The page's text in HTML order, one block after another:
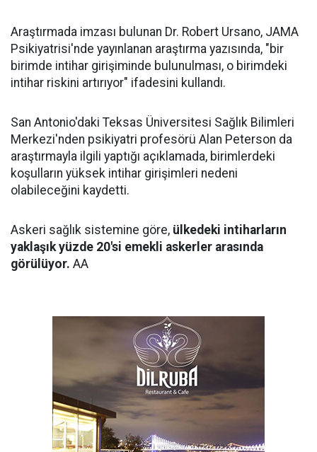
Araştırmada imzası bulunan Dr. Robert Ursano, JAMA
Psikiyatrisi'nde yayınlanan araştırma yazısında, "bir
birimde intihar girişiminde bulunulması, o birimdeki
intihar riskini artırıyor" ifadesini kullandı.
San Antonio'daki Teksas Üniversitesi Sağlık Bilimleri
Merkezi'nden psikiyatri profesörü Alan Peterson da
araştırmayla ilgili yaptığı açıklamada, birimlerdeki
koşulların yüksek intihar girişimleri nedeni
olabileceğini kaydetti.
Askeri sağlık sistemine göre, ülkedeki intiharların
yaklaşık yüzde 20'si emekli askerler arasında
görülüyor. AA